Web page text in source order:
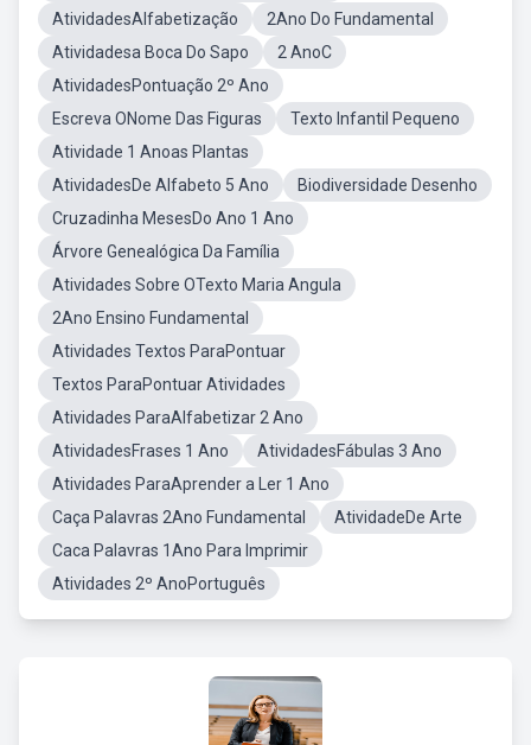
AtividadesAlfabetização
2Ano Do Fundamental
Atividadesa Boca Do Sapo
2 AnoC
AtividadesPontuação 2º Ano
Escreva ONome Das Figuras
Texto Infantil Pequeno
Atividade 1 Anoas Plantas
AtividadesDe Alfabeto 5 Ano
Biodiversidade Desenho
Cruzadinha MesesDo Ano 1 Ano
Árvore Genealógica Da Família
Atividades Sobre OTexto Maria Angula
2Ano Ensino Fundamental
Atividades Textos ParaPontuar
Textos ParaPontuar Atividades
Atividades ParaAlfabetizar 2 Ano
AtividadesFrases 1 Ano
AtividadesFábulas 3 Ano
Atividades ParaAprender a Ler 1 Ano
Caça Palavras 2Ano Fundamental
AtividadeDe Arte
Caca Palavras 1Ano Para Imprimir
Atividades 2º AnoPortuguês